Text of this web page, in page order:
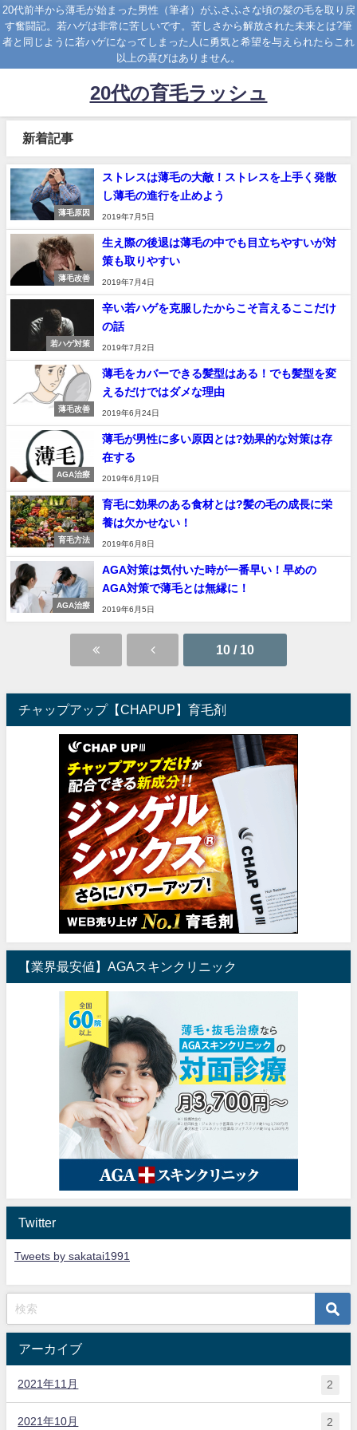
20代前半から薄毛が始まった男性（筆者）がふさふさな頃の髪の毛を取り戻
す奮闘記。若ハゲは非常に苦しいです。苦しさから解放された未来とは?筆
者と同じように若ハゲになってしまった人に勇気と希望を与えられたらこれ
以上の喜びはありません。
20代の育毛ラッシュ
新着記事
薄毛原因
ストレスは薄毛の大敵！ストレスを上手く発散
し薄毛の進行を止めよう
2019年7月5日
薄毛改善
生え際の後退は薄毛の中でも目立ちやすいが対
策も取りやすい
2019年7月4日
若ハゲ対策
辛い若ハゲを克服したからこそ言えるここだけ
の話
2019年7月2日
薄毛改善
薄毛をカバーできる髪型はある！でも髪型を変
えるだけではダメな理由
2019年6月24日
AGA治療
薄毛が男性に多い原因とは?効果的な対策は存
在する
2019年6月19日
育毛方法
育毛に効果のある食材とは?髪の毛の成長に栄
養は欠かせない！
2019年6月8日
AGA治療
AGA対策は気付いた時が一番早い！早めの
AGA対策で薄毛とは無縁に！
2019年6月5日
10 / 10
チャップアップ【CHAPUP】育毛剤
【業界最安値】AGAスキンクリニック
Twitter
Tweets by sakatai1991
アーカイブ
2021年11月 2
2021年10月 2